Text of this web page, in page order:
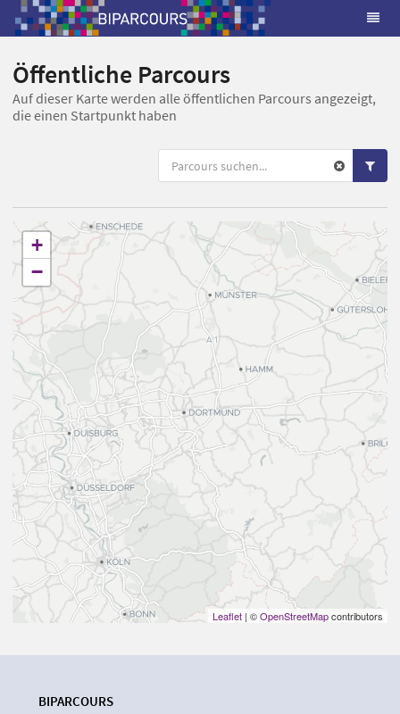
Öffentliche Parcours
Auf dieser Karte werden alle öffentlichen Parcours angezeigt,
die einen Startpunkt haben
+
−
Leaflet | ©OpenStreetMapcontributors
BIPARCOURS